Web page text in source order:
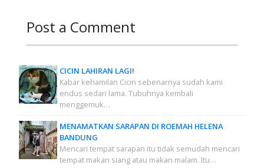
Post a Comment
CICIN LAHIRAN LAGI!
Kabar kehamilan Cicin sebenarnya sudah kami
endus sedari lama. Tubuhnya kembali
menggemuk…
MENAMATKAN SARAPAN DI ROEMAH HELENA
BANDUNG
Mencari tempat sarapan itu tidak semudah mencari
tempat makan siang atau makan malam. Itu…